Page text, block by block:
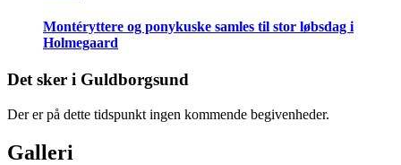
Montéryttere og ponykuske samles til stor løbsdag i
Holmegaard
Det sker i Guldborgsund
Der er på dette tidspunkt ingen kommende begivenheder.
Galleri